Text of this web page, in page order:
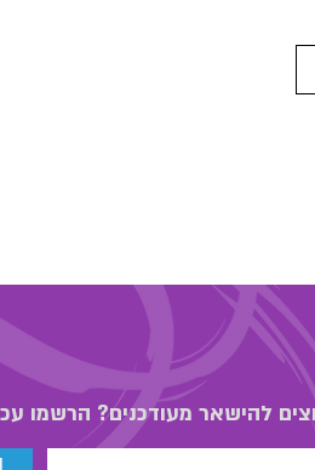
להישאר מעודכנים? הרשמו